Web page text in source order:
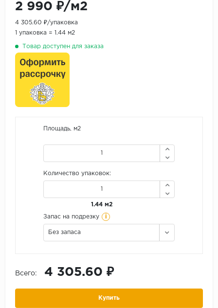
2 990 ₽/м2
4 305.60 ₽/упаковка
1 упаковка = 1.44 м2
Товар доступен для заказа
Площадь, м2
Количество упаковок:
1.44 м2
Запас на подрезку i
Без запаса
Всего: 4 305.60 ₽
Купить